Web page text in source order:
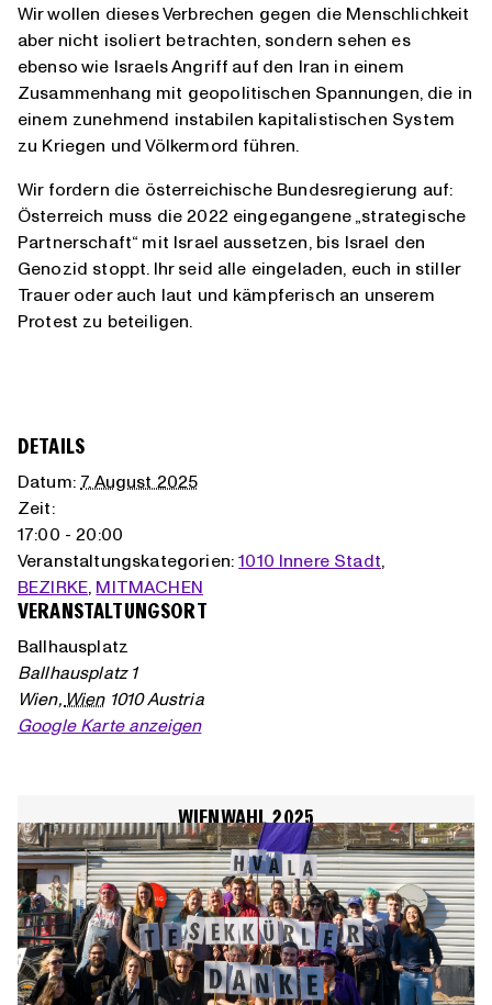
Wir wollen dieses Verbrechen gegen die Menschlichkeit
aber nicht isoliert betrachten, sondern sehen es
ebenso wie Israels Angriff auf den Iran in einem
Zusammenhang mit geopolitischen Spannungen, die in
einem zunehmend instabilen kapitalistischen System
zu Kriegen und Völkermord führen.
Wir fordern die österreichische Bundesregierung auf:
Österreich muss die 2022 eingegangene „strategische
Partnerschaft“ mit Israel aussetzen, bis Israel den
Genozid stoppt. Ihr seid alle eingeladen, euch in stiller
Trauer oder auch laut und kämpferisch an unserem
Protest zu beteiligen.
DETAILS
Datum: 7. August 2025
Zeit:
17:00 - 20:00
Veranstaltungskategorien: 1010 Innere Stadt,
BEZIRKE, MITMACHEN
VERANSTALTUNGSORT
Ballhausplatz
Ballhausplatz 1
Wien, Wien 1010 Austria
Google Karte anzeigen
WIENWAHL 2025